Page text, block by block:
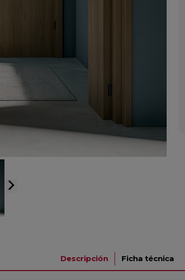
arrow_forward_ios
Descripción Ficha técnica